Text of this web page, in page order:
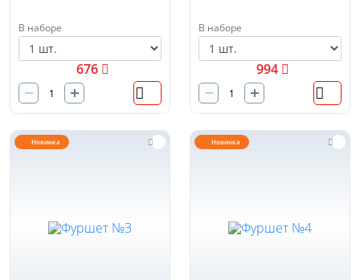
В наборе
676
В наборе
994
Новинка Новинка